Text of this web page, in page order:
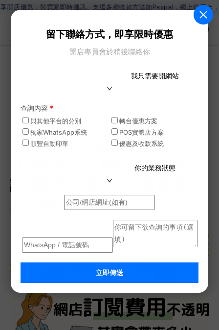
惠，與買家即時通訊。支援多種收款方法如Paypal，網上信用卡，
ZH
留下聯絡方式，即享限時優惠
開店專員會於稍後聯絡你
我只需要開網站
查詢內容 *
與其他平台的分別
轉台優惠方案
獨家WhatsApp系統
POS實體店方案
順豐自動印單
優惠及收款系統
你的業務狀態
立即傳送
【SHOPAGE電商教室2026】【價格親民 × 開店優
惠】網店訂閱費用不透明，其實會帶來多少隱性成
【SHOPAGE電商教室2026】
【價格親民 × 開店優惠】網店
訂閱費用不透明，其實會帶來
多少隱性成本?